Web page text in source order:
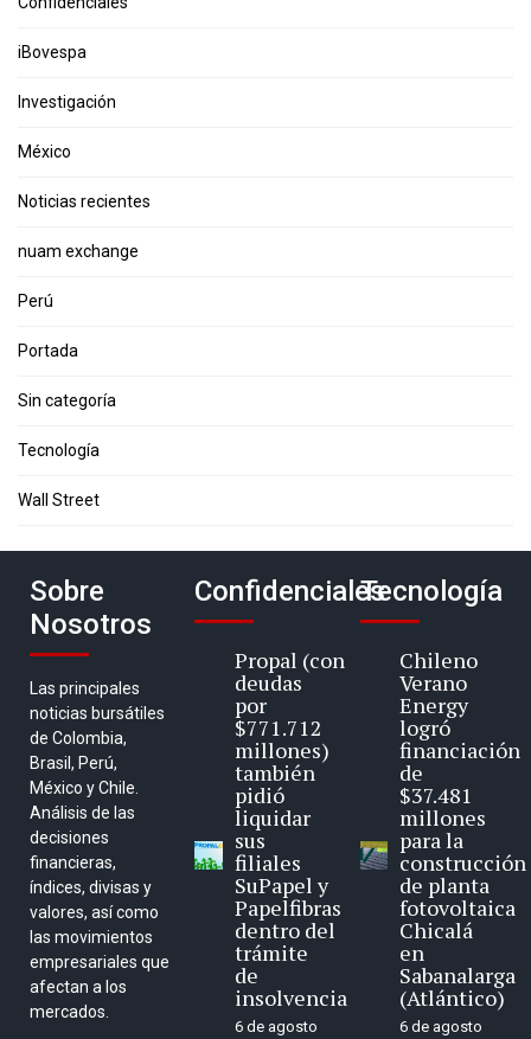
iBovespa
Investigación
México
Noticias recientes
nuam exchange
Perú
Portada
Sin categoría
Tecnología
Wall Street
Sobre
Nosotros
Las principales
noticias bursátiles
de Colombia,
Brasil, Perú,
México y Chile.
Análisis de las
decisiones
financieras,
índices, divisas y
valores, así como
las movimientos
empresariales que
afectan a los
mercados.
Confidenciales
Propal (con
deudas
por
$771.712
millones)
también
pidió
liquidar
sus
filiales
SuPapel y
Papelfibras
dentro del
trámite
de
insolvencia
6 de agosto
Tecnología
Chileno
Verano
Energy
logró
financiación
de
$37.481
millones
para la
construcción
de planta
fotovoltaica
Chicalá
en
Sabanalarga
(Atlántico)
6 de agosto